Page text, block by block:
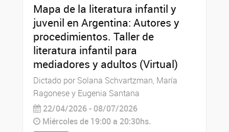
Mapa de la literatura infantil y
juvenil en Argentina: Autores y
procedimientos. Taller de
literatura infantil para
mediadores y adultos (Virtual)
Dictado por Solana Schvartzman, María
Ragonese y Eugenia Santana
22/04/2026 - 08/07/2026
Miércoles de 19:00 a 20:30hs.